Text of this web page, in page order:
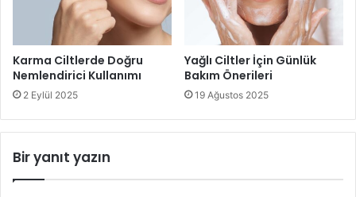
Karma Ciltlerde Doğru
Nemlendirici Kullanımı
2 Eylül 2025
Yağlı Ciltler İçin Günlük
Bakım Önerileri
19 Ağustos 2025
Bir yanıt yazın